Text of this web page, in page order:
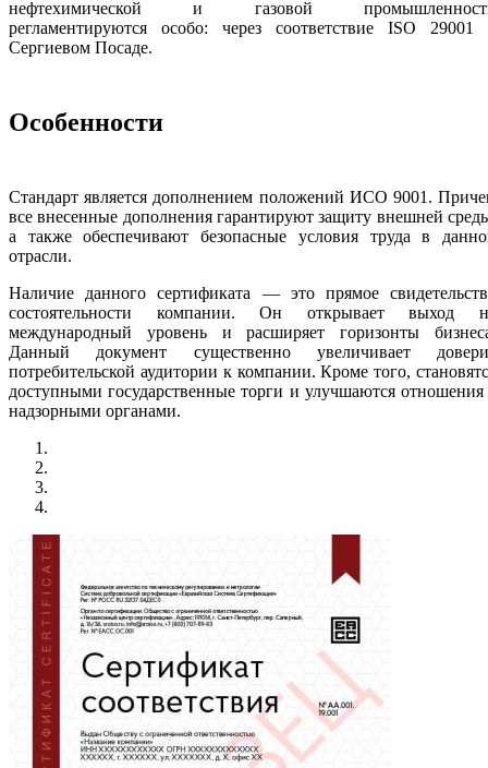
нефтехимической и газовой
регламентируются особо: через соответствие ISO 29001
Сергиевом Посаде.
Особенности
Стандарт является дополнением положений ИСО 9001.
все внесенные дополнения гарантируют защиту внешней
а также обеспечивают безопасные условия труда в
отрасли.
Наличие данного сертификата — это прямое
состоятельности компании. Он открывает выход
международный уровень и расширяет горизонты
Данный документ существенно увеличивает
потребительской аудитории к компании. Кроме того,
доступными государственные торги и улучшаются отношения
надзорными органами.